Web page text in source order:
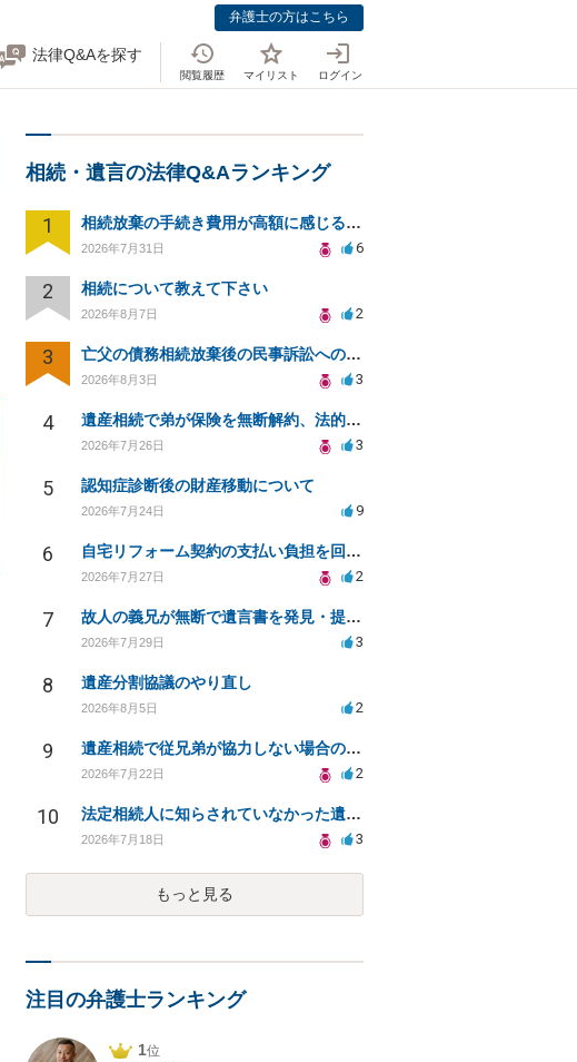
弁護士の方はこちら
法律Q&Aを探す
閲覧履歴 マイリスト ログイン
相続・遺言の法律Q&Aランキング
1 相続放棄の手続き費用が高額に感じるが妥当か知りたい
2026年7月31日 6
2 相続について教えて下さい
2026年8月7日 2
3 亡父の債務相続放棄後の民事訴訟への法的対応についての相談
2026年8月3日 3
4 遺産相続で弟が保険を無断解約、法的問題は？
2026年7月26日 3
5 認知症診断後の財産移動について
2026年7月24日 9
6 自宅リフォーム契約の支払い負担を回避する方法は？
2026年7月27日 2
7 故人の義兄が無断で遺言書を発見・提出、法的対処法は？
2026年7月29日 3
8 遺産分割協議のやり直し
2026年8月5日 2
9 遺産相続で従兄弟が協力しない場合の対処法は？
2026年7月22日 2
10 法定相続人に知らされていなかった遺言と遺産分割
2026年7月18日 3
もっと見る
注目の弁護士ランキング
1位